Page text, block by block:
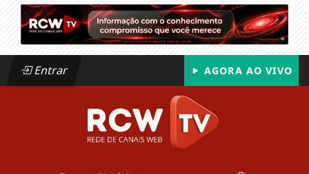
Entrar AGORA AO VIVO